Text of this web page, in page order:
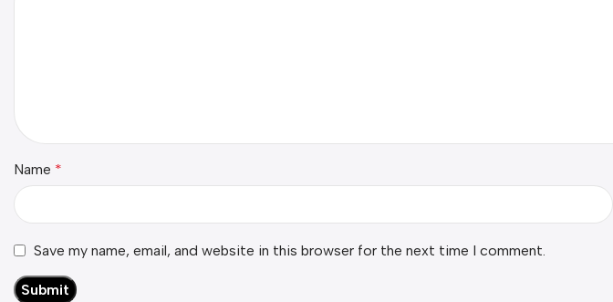
Name *
Save my name, email, and website in this browser for the next time I comment.